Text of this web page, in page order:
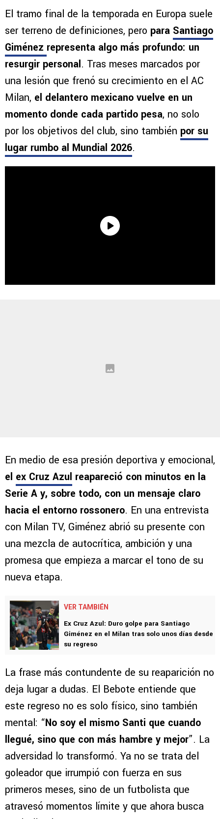
El tramo final de la temporada en Europa suele
ser terreno de definiciones, pero para Santiago
Giménez representa algo más profundo: un
resurgir personal. Tras meses marcados por
una lesión que frenó su crecimiento en el AC
Milan, el delantero mexicano vuelve en un
momento donde cada partido pesa, no solo
por los objetivos del club, sino también por su
lugar rumbo al Mundial 2026.
En medio de esa presión deportiva y emocional,
el ex Cruz Azul reapareció con minutos en la
Serie A y, sobre todo, con un mensaje claro
hacia el entorno rossonero. En una entrevista
con Milan TV, Giménez abrió su presente con
una mezcla de autocrítica, ambición y una
promesa que empieza a marcar el tono de su
nueva etapa.
VER TAMBIÉN
Ex Cruz Azul: Duro golpe para Santiago
Giménez en el Milan tras solo unos días desde
su regreso
La frase más contundente de su reaparición no
deja lugar a dudas. El Bebote entiende que
este regreso no es solo físico, sino también
mental: “No soy el mismo Santi que cuando
llegué, sino que con más hambre y mejor”. La
adversidad lo transformó. Ya no se trata del
goleador que irrumpió con fuerza en sus
primeros meses, sino de un futbolista que
atravesó momentos límite y que ahora busca